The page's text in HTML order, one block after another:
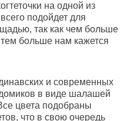
на одной из
подойдет для
так как чем больше
больше нам кажется
и современных
в виде шалашей
цвета подобраны
что в свою очередь